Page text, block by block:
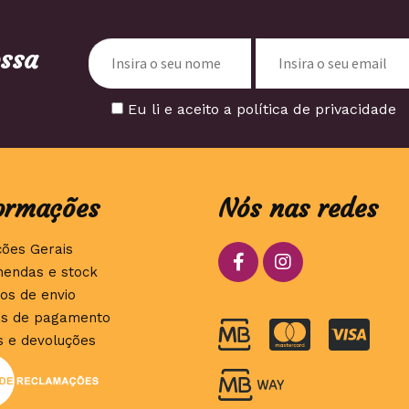
Eu li e aceito a política de privacidade
Gerais
e stock
de envio
de pagamento
e devoluções
Nós nas redes